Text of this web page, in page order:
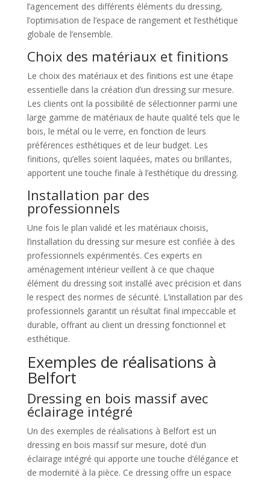
l’agencement des différents éléments du dressing,
l’optimisation de l’espace de rangement et l’esthétique
globale de l’ensemble.
Choix des matériaux et finitions
Le choix des matériaux et des finitions est une étape
essentielle dans la création d’un dressing sur mesure.
Les clients ont la possibilité de sélectionner parmi une
large gamme de matériaux de haute qualité tels que le
bois, le métal ou le verre, en fonction de leurs
préférences esthétiques et de leur budget. Les
finitions, qu’elles soient laquées, mates ou brillantes,
apportent une touche finale à l’esthétique du dressing.
Installation par des
professionnels
Une fois le plan validé et les matériaux choisis,
l’installation du dressing sur mesure est confiée à des
professionnels expérimentés. Ces experts en
aménagement intérieur veillent à ce que chaque
élément du dressing soit installé avec précision et dans
le respect des normes de sécurité. L’installation par des
professionnels garantit un résultat final impeccable et
durable, offrant au client un dressing fonctionnel et
esthétique.
Exemples de réalisations à
Belfort
Dressing en bois massif avec
éclairage intégré
Un des exemples de réalisations à Belfort est un
dressing en bois massif sur mesure, doté d’un
éclairage intégré qui apporte une touche d’élégance et
de modernité à la pièce. Ce dressing offre un espace